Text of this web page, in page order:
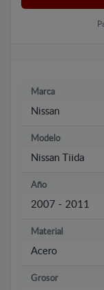
Marca
Nissan
Modelo
Nissan Tiida
Año
2007 - 2011
Material
Acero
Grosor